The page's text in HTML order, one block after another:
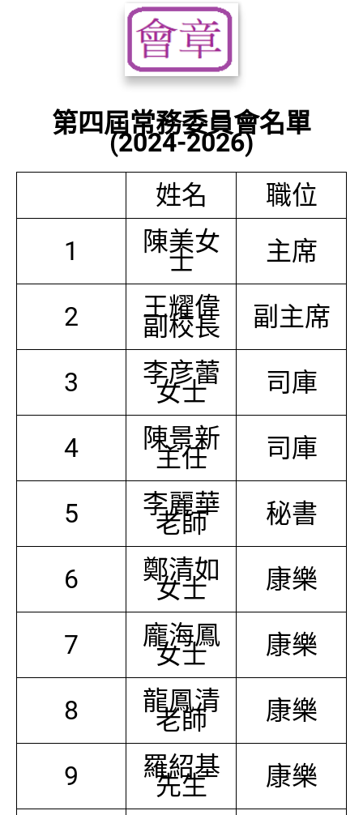
第四屆常務委員會名單
(2024-2026)
姓名
職位
1
陳美女
士 主席
2 王耀偉
副校長 副主席
3 李彦蕾
女士 司庫
4 陳景新
主任 司庫
5 李麗華
老師 秘書
6 鄭清如
女士 康樂
7 龐海鳳
女士 康樂
8 龍鳳清
老師 康樂
9 羅紹基
先生 康樂